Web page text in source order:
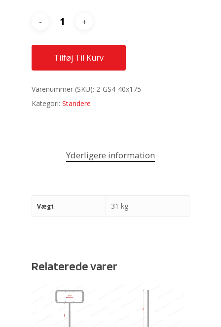
Tilføj Til Kurv
Varenummer (SKU): 2-GS4-40x175
Kategori: Standere
Yderligere information
Vægt 31 kg
Relaterede varer